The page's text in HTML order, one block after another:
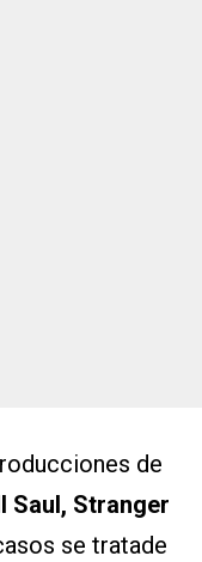
de
Saul, Stranger
se tratade